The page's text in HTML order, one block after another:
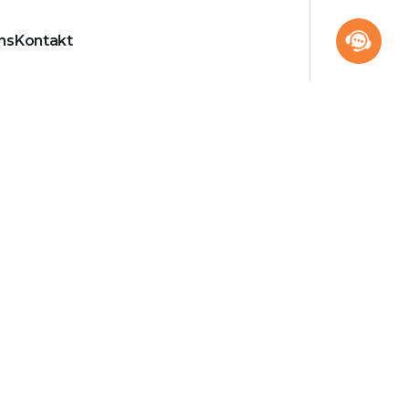
Kontakt